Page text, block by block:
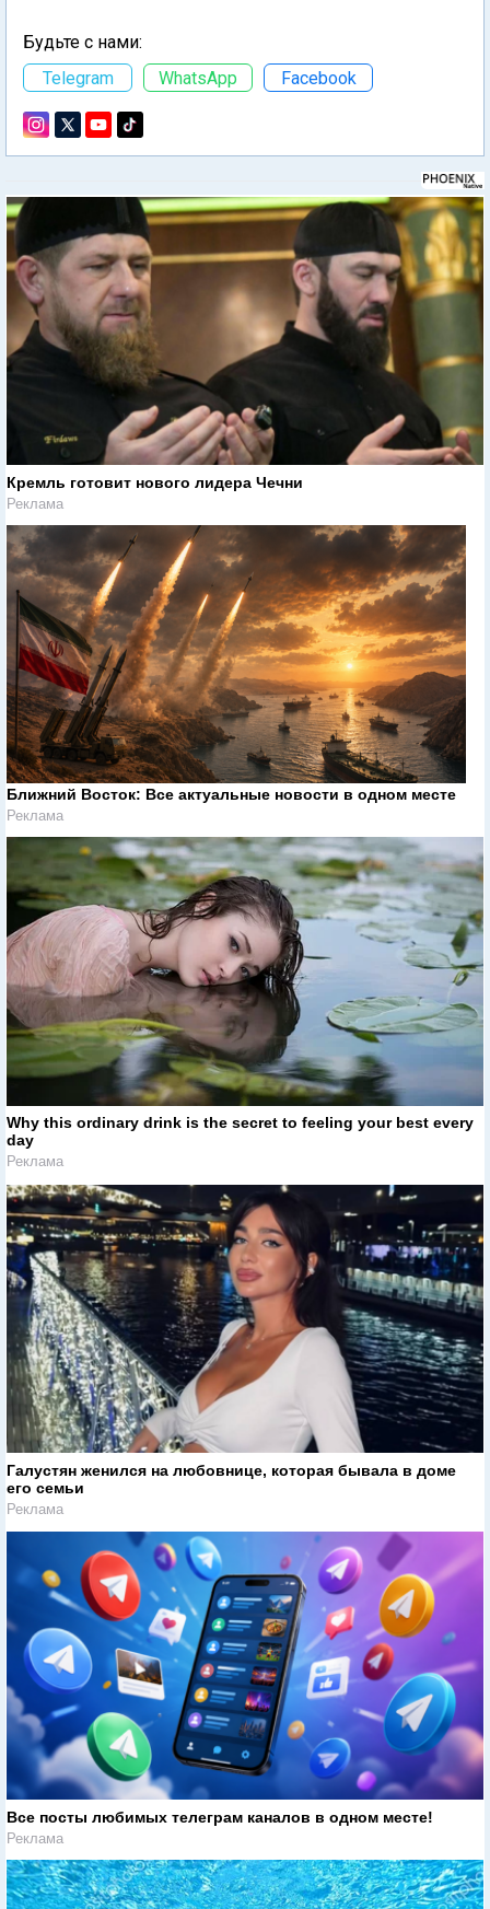
Будьте с нами:
Telegram
WhatsApp Facebook
Кремль готовит нового лидера Чечни
Реклама
Ближний Восток: Все актуальные новости в одном месте
Реклама
Why this ordinary drink is the secret to feeling your best every
day
Реклама
Галустян женился на любовнице, которая бывала в доме
его семьи
Реклама
Все посты любимых телеграм каналов в одном месте!
Реклама